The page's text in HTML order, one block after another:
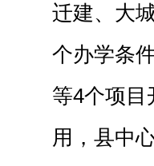
迁建、大
个办学条
等4个项
用，县中